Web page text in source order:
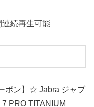
連続再生可能
ポン】☆ Jabra ジャブ
PRO TITANIUM